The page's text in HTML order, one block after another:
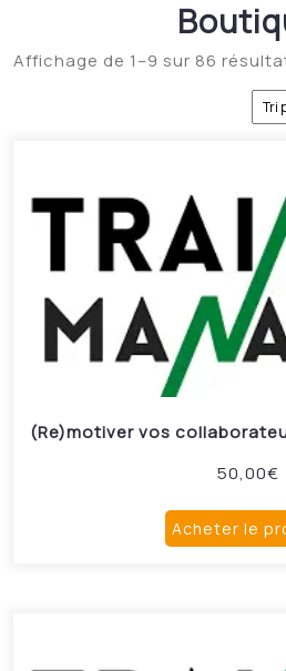
Affichage de 1–9 sur 86
(Re)motiver vos
50,00€
Acheter le